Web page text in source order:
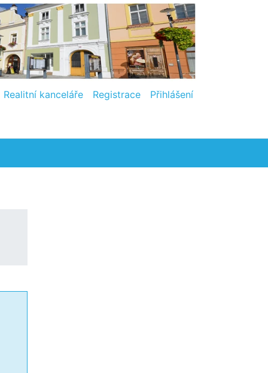
Realitní kanceláře Registrace Přihlášení